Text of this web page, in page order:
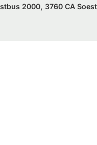
2000, 3760 CA Soest